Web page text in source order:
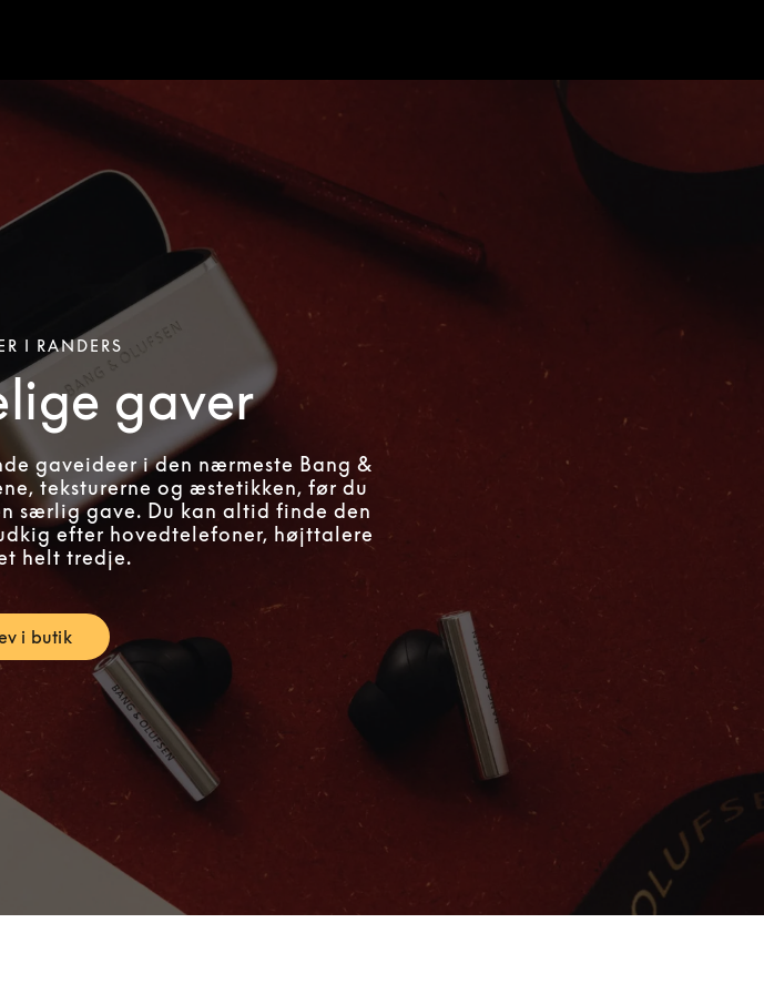
I RANDERS
gaver
gaveideer i den nærmeste Bang &
teksturerne og æstetikken, før du
særlig gave. Du kan altid finde den
efter hovedtelefoner, højttalere
helt tredje.
i butik
Link Opens in New Tab